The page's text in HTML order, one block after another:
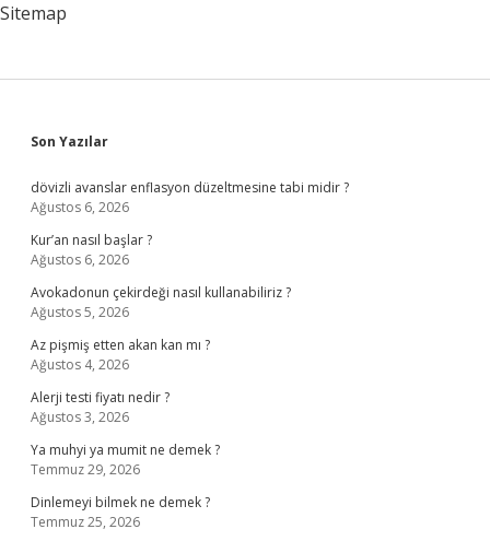
Sitemap
Sidebar
Son Yazılar
dövizli avanslar enflasyon düzeltmesine tabi midir ?
Ağustos 6, 2026
Kur’an nasıl başlar ?
Ağustos 6, 2026
Avokadonun çekirdeği nasıl kullanabiliriz ?
Ağustos 5, 2026
Az pişmiş etten akan kan mı ?
Ağustos 4, 2026
Alerji testi fiyatı nedir ?
Ağustos 3, 2026
Ya muhyi ya mumit ne demek ?
Temmuz 29, 2026
Dinlemeyi bilmek ne demek ?
Temmuz 25, 2026